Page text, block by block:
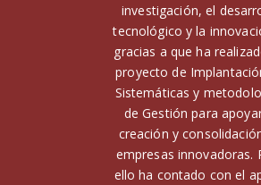
investigación, el
tecnológico y la
gracias a que ha
proyecto de
Sistemáticas y
de Gestión para
creación y
empresas innovadoras.
ello ha contado con el